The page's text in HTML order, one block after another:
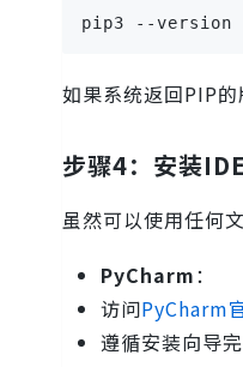
pip3 --version
如果系统返回PIP的
步骤4：安装
虽然可以使用任何
PyCharm：
访问PyCharm
遵循安装向导完